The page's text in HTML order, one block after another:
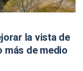
la vista de
más de medio